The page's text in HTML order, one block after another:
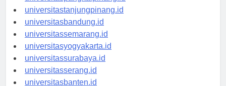
universitaspangkalpinang.id
universitastanjungpinang.id
universitasbandung.id
universitassemarang.id
universitasyogyakarta.id
universitassurabaya.id
universitasserang.id